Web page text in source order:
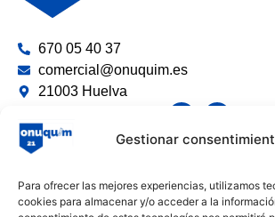
Gestionar
Para ofrecer las mejores experiencias, utilizamos
cookies para almacenar y/o acceder a la
670 05 40 37
comercial@onuquim.es
21003 Huelva
Productos Químicos e Industriales